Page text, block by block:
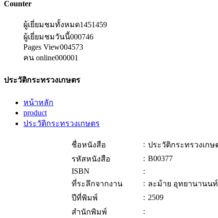
Counter
ผู้เยี่ยมชมทั้งหมด1451459
ผู้เยี่ยมชมวันนี้000746
Pages View004573
คน online000001
ประวัติกระทรวงเกษตร
หน้าหลัก
product
ประวัติกระทรวงเกษตร
ชื่อหนังสือ : ประวัติกระทรวงเกษ
รหัสหนังสือ
: B00377
ISBN
:
ที่ระลึกจากงาน
: ละม้าย อุทยานานน
ปีที่พิมพ์
: 2509
สำนักพิมพ์
: